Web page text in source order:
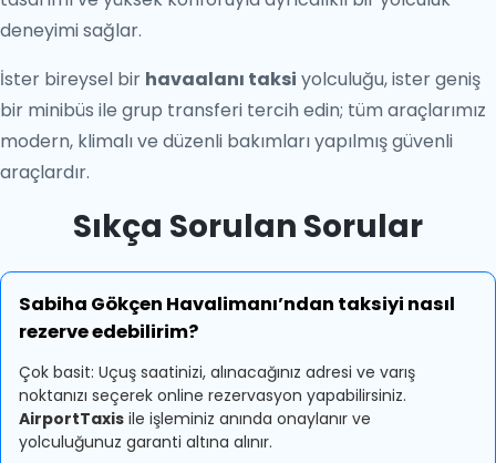
deneyimi sağlar.
İster bireysel bir havaalanı taksi yolculuğu, ister geniş
bir minibüs ile grup transferi tercih edin; tüm araçlarımız
modern, klimalı ve düzenli bakımları yapılmış güvenli
araçlardır.
Sıkça Sorulan Sorular
Sabiha Gökçen Havalimanı’ndan taksiyi nasıl
rezerve edebilirim?
Çok basit: Uçuş saatinizi, alınacağınız adresi ve varış
noktanızı seçerek online rezervasyon yapabilirsiniz.
AirportTaxis ile işleminiz anında onaylanır ve
yolculuğunuz garanti altına alınır.